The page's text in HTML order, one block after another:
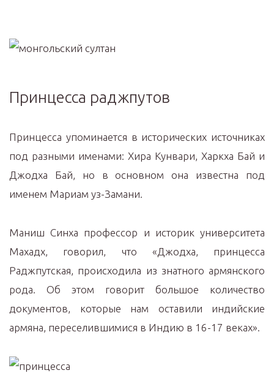
Принцесса раджпутов
Принцесса упоминается в исторических источниках
под разными именами: Хира Кунвари, Харкха Бай и
Джодха Бай, но в основном она известна под
именем Мариам уз-Замани.
Маниш Синха профессор и историк университета
Махадх, говорил, что «Джодха, принцесса
Раджпутская, происходила из знатного армянского
рода. Об этом говорит большое количество
документов, которые нам оставили индийские
армяна, переселившимися в Индию в 16-17 веках».